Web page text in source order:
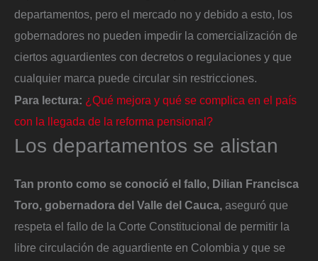
departamentos, pero el mercado no y debido a esto, los
gobernadores no pueden impedir la comercialización de
ciertos aguardientes con decretos o regulaciones y que
cualquier marca puede circular sin restricciones.
Para lectura: ¿Qué mejora y qué se complica en el país
con la llegada de la reforma pensional?
Los departamentos se alistan
Tan pronto como se conoció el fallo, Dilian Francisca
Toro, gobernadora del Valle del Cauca, aseguró que
respeta el fallo de la Corte Constitucional de permitir la
libre circulación de aguardiente en Colombia y que se